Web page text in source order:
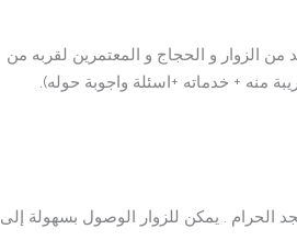
الزوار و الحجاج و المعتمرين لقربه من
منه + خدماته +اسئلة واجوبة حوله).
الحرام . يمكن للزوار الوصول بسهولة إلى